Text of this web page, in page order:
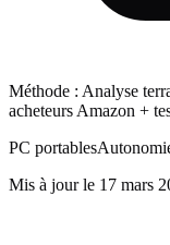
Méthode : Analyse
acheteurs Amazon +
PC portables
Mis à jour le 17 mars